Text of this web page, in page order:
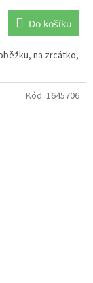
Do košíku
na zrcátko,
Kód: 1645706